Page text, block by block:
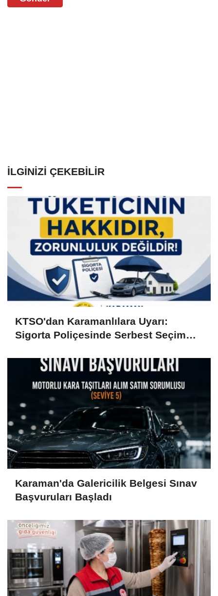
İLGINIZI ÇEKEBILIR
KTSO'dan Karamanlılara Uyarı:
Sigorta Poliçesinde Serbest Seçim
Karaman'da Galericilik Belgesi Sınav
Başvuruları Başladı